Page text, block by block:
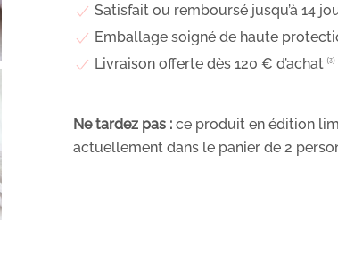
Satisfait ou remboursé jusqu’à 14
Emballage soigné de haute
Livraison offerte dès 120 € d’achat ⁽³⁾
Ne tardez pas : ce produit en édition
actuellement dans le panier de 2